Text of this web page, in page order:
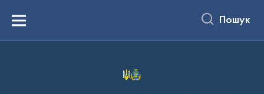
вмістуMenu Пошук